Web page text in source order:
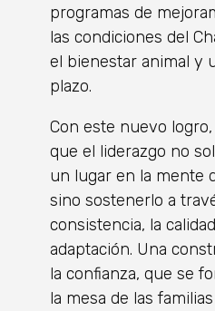
programas de
las condiciones del
el bienestar animal y
plazo.
Con este nuevo
que el liderazgo no
un lugar en la mente
sino sostenerlo a
consistencia, la
adaptación. Una
la confianza, que se
la mesa de las